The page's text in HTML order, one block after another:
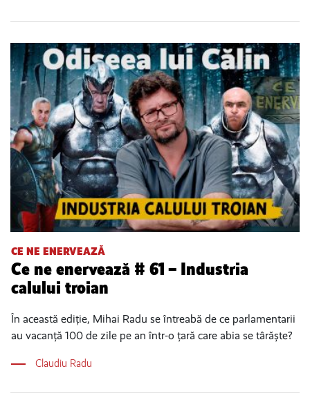
CE NE ENERVEAZĂ
Ce ne enervează # 61 – Industria
calului troian
În această ediție, Mihai Radu se întreabă de ce parlamentarii
au vacanță 100 de zile pe an într-o țară care abia se târăște?
Claudiu Radu